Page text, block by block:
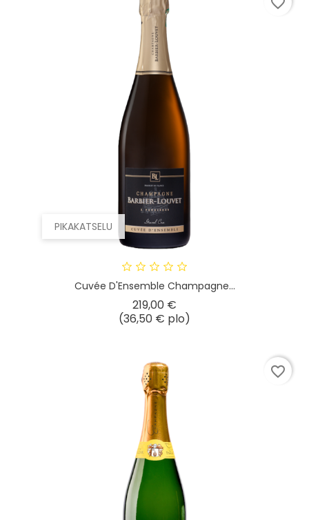
PIKAKATSELU
Cuvée D'Ensemble Champagne...
219,00 €
(36,50 € plo)
favorite_border